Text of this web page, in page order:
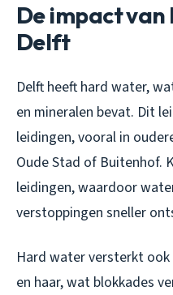
De impact
Delft
Delft heeft hard water,
en mineralen bevat. Dit
leidingen, vooral in
Oude Stad of Buitenhof.
leidingen, waardoor
verstoppingen sneller
Hard water versterkt
en haar, wat blokkades